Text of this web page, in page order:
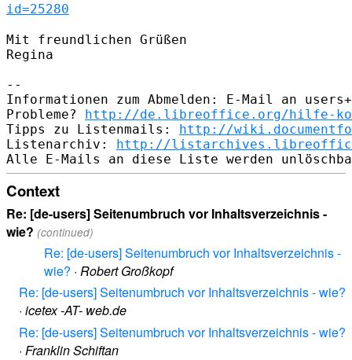
id=25280
Mit freundlichen Grüßen
Regina
--
Informationen zum Abmelden: E-Mail an
Probleme? http://de.libreoffice.org/hilfe-
Tipps zu Listenmails: http://
Listenarchiv: http://
Context
Re: [de-users] Seitenumbruch vor Inhaltsverzeichnis -
wie? (continued)
Re: [de-users] Seitenumbruch vor Inhaltsverzeichnis -
wie? · Robert Großkopf
Re: [de-users] Seitenumbruch vor Inhaltsverzeichnis - wie?
· icetex -AT- web.de
Re: [de-users] Seitenumbruch vor Inhaltsverzeichnis - wie?
· Franklin Schiftan